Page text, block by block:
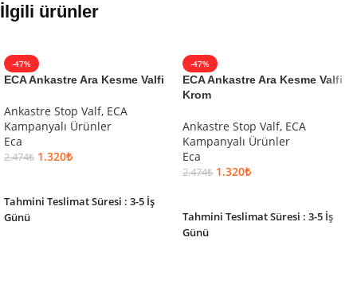
İlgili ürünler
-47%
ECA Ankastre Ara Kesme Valfi
Ankastre Stop Valf, ECA
Kampanyalı Ürünler
Eca
2.474₺ 1.320₺
Tahmini Teslimat Süresi : 3-5 İş
Günü
-47%
ECA Ankastre Ara Kesme Valfi
Krom
Ankastre Stop Valf, ECA
Kampanyalı Ürünler
Eca
2.474₺ 1.320₺
Tahmini Teslimat Süresi : 3-5 İş
Günü